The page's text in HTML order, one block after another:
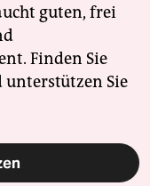
guten, frei
Finden Sie
unterstützen Sie